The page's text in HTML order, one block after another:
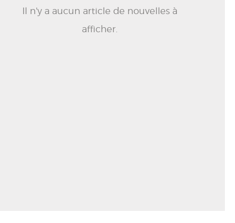
Il n'y a aucun article de nouvelles à
afficher.